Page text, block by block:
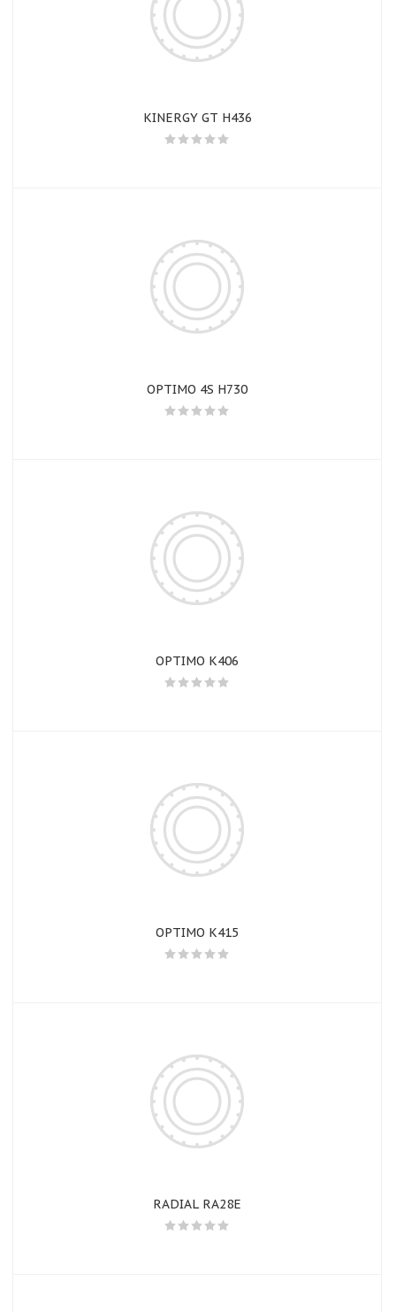
KINERGY GT H436
OPTIMO 4S H730
OPTIMO K406
OPTIMO K415
RADIAL RA28E